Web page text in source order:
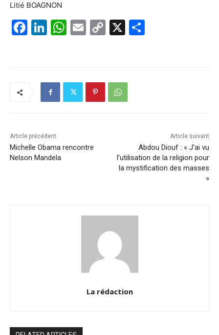
Litié BOAGNON
F
k
Li
dI
n
W
A
p
E
C
Li
n
X
Article précédent
Michelle Obama rencontre
Nelson Mandela
Article suivant
Abdou Diouf : « J’ai vu
l’utilisation de la religion pour
la mystification des masses
»
La rédaction